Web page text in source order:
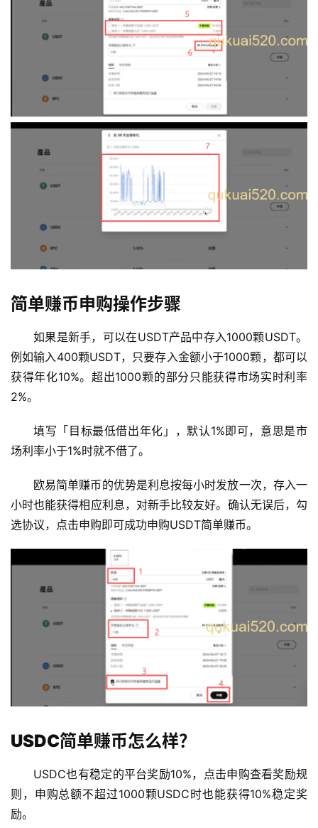
简单赚币申购操作步骤
如果是新手，可以在USDT产品中存入1000颗USDT。
例如输入400颗USDT，只要存入金额小于1000颗，都可以
获得年化10%。超出1000颗的部分只能获得市场实时利率
2%。
填写「目标最低借出年化」，默认1%即可，意思是市
场利率小于1%时就不借了。
欧易简单赚币的优势是利息按每小时发放一次，存入一
小时也能获得相应利息，对新手比较友好。确认无误后，勾
选协议，点击申购即可成功申购USDT简单赚币。
USDC简单赚币怎么样？
USDC也有稳定的平台奖励10%，点击申购查看奖励规
则，申购总额不超过1000颗USDC时也能获得10%稳定奖
励。